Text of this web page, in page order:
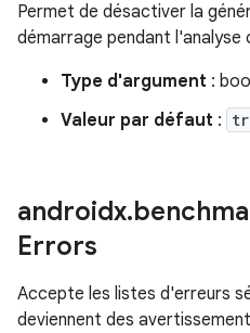
Permet de désactiver la
démarrage pendant l'analyse
Type d'argument :
Valeur par défaut :
androidx.
Errors
Accepte les listes d'erreurs
deviennent des